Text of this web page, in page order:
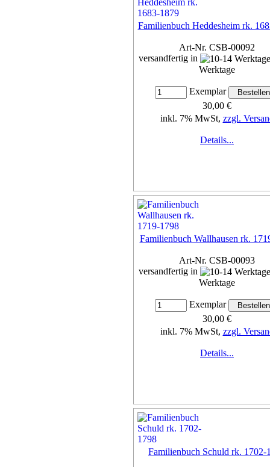
Familienbuch Heddesheim rk.
Art-Nr. CSB-00092
versandfertig in
Werktage
Exemplar
30,00 €
inkl. 7% MwSt, zzgl.
Details...
Familienbuch Wallhausen rk.
Art-Nr. CSB-00093
versandfertig in
Werktage
Exemplar
30,00 €
inkl. 7% MwSt, zzgl.
Details...
Familienbuch Schuld rk. 1702-